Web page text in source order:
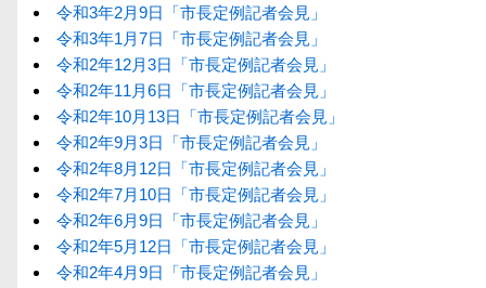
令和3年2月9日「市長定例記者会見」
令和3年1月7日「市長定例記者会見」
令和2年12月3日「市長定例記者会見」
令和2年11月6日「市長定例記者会見」
令和2年10月13日「市長定例記者会見」
令和2年9月3日「市長定例記者会見」
令和2年8月12日「市長定例記者会見」
令和2年7月10日「市長定例記者会見」
令和2年6月9日「市長定例記者会見」
令和2年5月12日「市長定例記者会見」
令和2年4月9日「市長定例記者会見」